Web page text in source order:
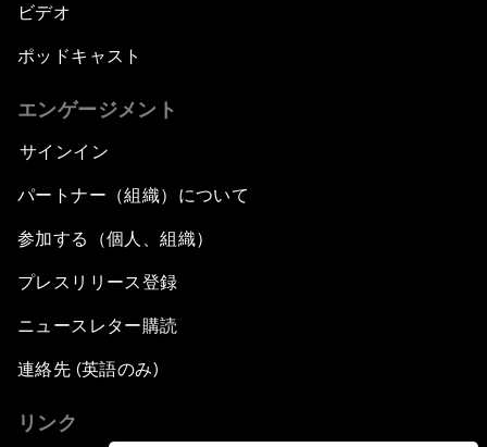
ビデオ
ポッドキャスト
エンゲージメント
サインイン
パートナー（組織）について
参加する（個人、組織）
プレスリリース登録
ニュースレター購読
連絡先 (英語のみ)
リンク